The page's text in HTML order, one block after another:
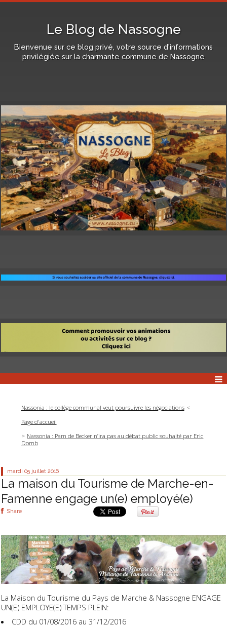
Le Blog de Nassogne
Bienvenue sur ce blog privé, votre source d'informations
privilégiée sur la charmante commune de Nassogne
Nassonia : le collège communal veut poursuivre les négociations
Page d'accueil
Nassonia : Pam de Becker n’ira pas au débat public souhaité par Eric
Domb
mardi 05 juillet 2016
La maison du Tourisme de Marche-en-
Famenne engage un(e) employé(e)
Share
La Maison du Tourisme du Pays de Marche & Nassogne ENGAGE
UN(E) EMPLOYE(E) TEMPS PLEIN:
CDD du 01/08/2016 au 31/12/2016